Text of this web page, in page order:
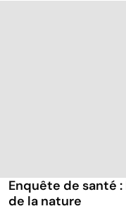
Enquête de santé
de la nature